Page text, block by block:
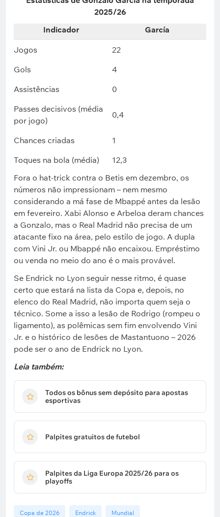
2025/26
Indicador
García
Jogos
22
Gols
4
Assistências
0
Passes decisivos (média
por jogo)
0,4
Chances criadas
1
Toques na bola (média)
12,3
Fora o hat-trick contra o Betis em dezembro, os
números não impressionam – nem mesmo
considerando a má fase de Mbappé antes da lesão
em fevereiro. Xabi Alonso e Arbeloa deram chances
a Gonzalo, mas o Real Madrid não precisa de um
atacante fixo na área, pelo estilo de jogo. A dupla
com Vini Jr. ou Mbappé não encaixou. Empréstimo
ou venda no meio do ano é o mais provável.
Se Endrick no Lyon seguir nesse ritmo, é quase
certo que estará na lista da Copa e, depois, no
elenco do Real Madrid, não importa quem seja o
técnico. Some a isso a lesão de Rodrigo (rompeu o
ligamento), as polêmicas sem fim envolvendo Vini
Jr. e o histórico de lesões de Mastantuono – 2026
pode ser o ano de Endrick no Lyon.
Leia também:
Todos os bônus sem depósito para apostas
esportivas
Palpites gratuitos de futebol
Palpites da Liga Europa 2025/26 para os
playoffs
Copa de 2026 Endrick Mundial